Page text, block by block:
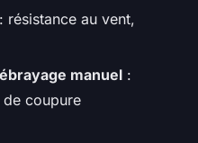
: résistance au vent,
manuel :
coupure